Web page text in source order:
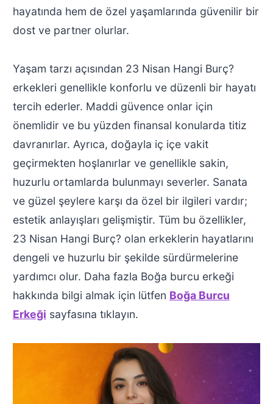
hayatında hem de özel yaşamlarında güvenilir bir
dost ve partner olurlar.
Yaşam tarzı açısından 23 Nisan Hangi Burç?
erkekleri genellikle konforlu ve düzenli bir hayatı
tercih ederler. Maddi güvence onlar için
önemlidir ve bu yüzden finansal konularda titiz
davranırlar. Ayrıca, doğayla iç içe vakit
geçirmekten hoşlanırlar ve genellikle sakin,
huzurlu ortamlarda bulunmayı severler. Sanata
ve güzel şeylere karşı da özel bir ilgileri vardır;
estetik anlayışları gelişmiştir. Tüm bu özellikler,
23 Nisan Hangi Burç? olan erkeklerin hayatlarını
dengeli ve huzurlu bir şekilde sürdürmelerine
yardımcı olur. Daha fazla Boğa burcu erkeği
hakkında bilgi almak için lütfen Boğa Burcu
Erkeği sayfasına tıklayın.